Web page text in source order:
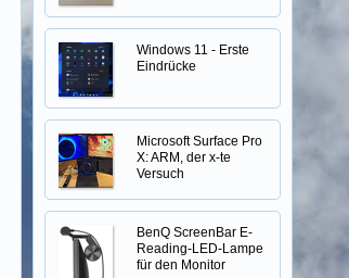
Windows 11 - Erste
Eindrücke
Microsoft Surface Pro
X: ARM, der x-te
Versuch
BenQ ScreenBar E-
Reading-LED-Lampe
für den Monitor